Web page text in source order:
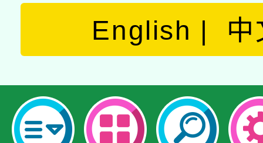
English 中